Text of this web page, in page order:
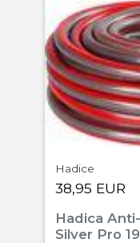
Hadice
38,95 EUR
Hadica
Silver Pro